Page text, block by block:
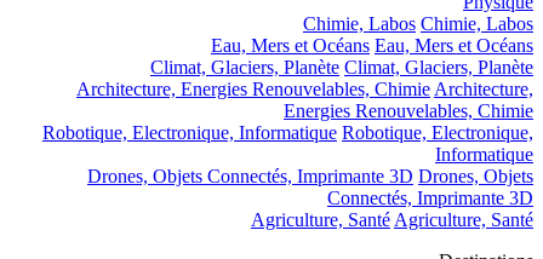
Chimie, Labos Chimie, Labos
Eau, Mers et Océans Eau, Mers et Océans
Climat, Glaciers, Planète Climat, Glaciers, Planète
Architecture, Energies Renouvelables, ChimieArchitecture,
Energies Renouvelables, Chimie
Robotique, Electronique, Informatique Robotique, Electronique,
Informatique
Drones, Objets Connectés, Imprimante 3D Drones, Objets
Connectés, Imprimante 3D
Agriculture, SantéAgriculture, Santé